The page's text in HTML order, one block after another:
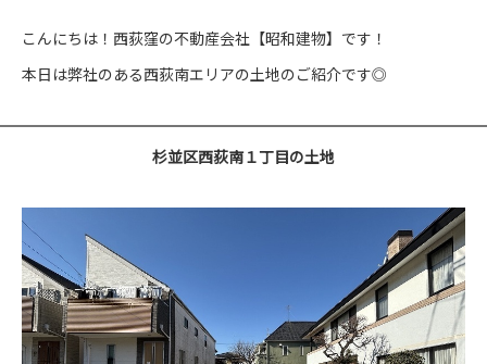
こんにちは！西荻窪の不動産会社 【昭和建物】 です！
本日は弊社のある西荻南エリアの土地のご紹介です◎
杉並区西荻南１丁目の土地